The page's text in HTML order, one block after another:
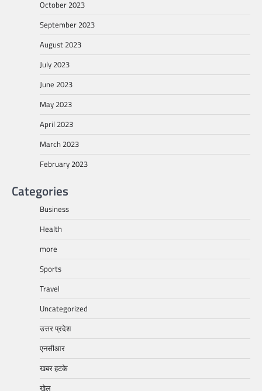
October 2023
September 2023
August 2023
July 2023
June 2023
May 2023
April 2023
March 2023
February 2023
Categories
Business
Health
more
Sports
Travel
Uncategorized
उत्तर प्रदेश
एनसीआर
खबर हटके
खेल